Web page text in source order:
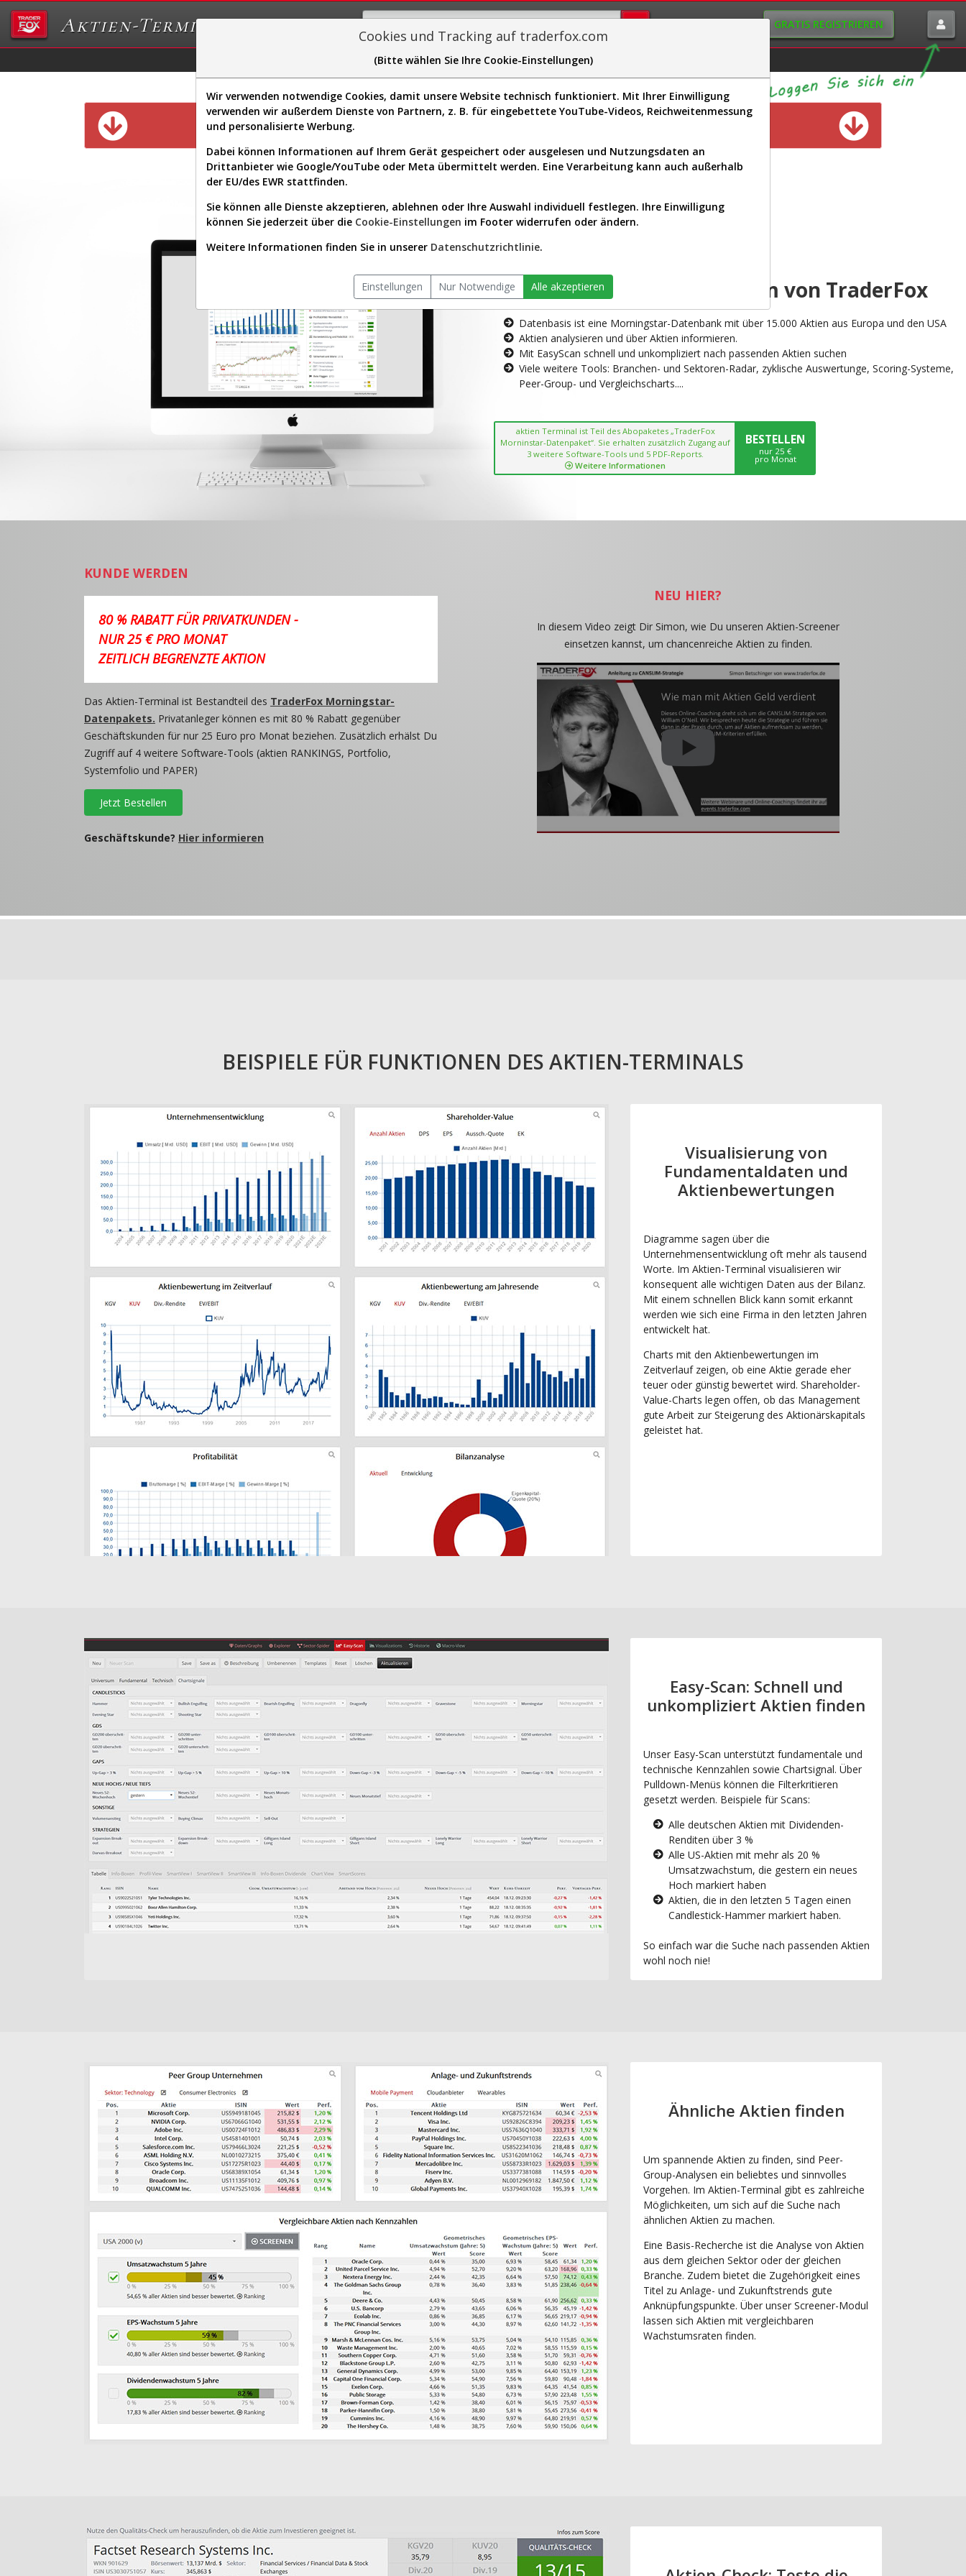
Aktien-Terminal GRATIS REGISTRIEREN
Sector-Spider Easy-Scan Visualizations
Diese Funktion ist nur für Premium-Kunden verfügbar
AKTIEN-TERMINAL
Die Aktienanalyse-Plattform von TraderFox
Datenbasis ist eine Morningstar-Datenbank mit über 15.000 Aktien aus Europa und den USA
Aktien analysieren und über Aktien informieren.
Mit EasyScan schnell und unkompliziert nach passenden Aktien suchen
Viele weitere Tools: Branchen- und Sektoren-Radar, zyklische Auswertunge, Scoring-Systeme,
Peer-Group- und Vergleichscharts....
aktien Terminal ist Teil des Abopaketes „TraderFox
Morninstar-Datenpaket“. Sie erhalten zusätzlich Zugang auf
3 weitere Software-Tools und 5 PDF-Reports.
Weitere Informationen
BESTELLEN
nur 25 €
pro Monat
KUNDE WERDEN
80 % RABATT FÜR PRIVATKUNDEN -
NUR 25 € PRO MONAT
ZEITLICH BEGRENZTE AKTION
Das Aktien-Terminal ist Bestandteil des TraderFox Morningstar-
Datenpakets. Privatanleger können es mit 80 % Rabatt gegenüber
Geschäftskunden für nur 25 Euro pro Monat beziehen. Zusätzlich erhälst Du
Zugriff auf 4 weitere Software-Tools (aktien RANKINGS, Portfolio,
Systemfolio und PAPER)
Jetzt Bestellen
Geschäftskunde? Hier informieren
NEU HIER?
In diesem Video zeigt Dir Simon, wie Du unseren Aktien-Screener
einsetzen kannst, um chancenreiche Aktien zu finden.
BEISPIELE FÜR FUNKTIONEN DES AKTIEN-TERMINALS
Visualisierung von
Fundamentaldaten und
Aktienbewertungen
Diagramme sagen über die
Unternehmensentwicklung oft mehr als tausend
Worte. Im Aktien-Terminal visualisieren wir
konsequent alle wichtigen Daten aus der Bilanz.
Mit einem schnellen Blick kann somit erkannt
werden wie sich eine Firma in den letzten Jahren
entwickelt hat.
Charts mit den Aktienbewertungen im
Zeitverlauf zeigen, ob eine Aktie gerade eher
teuer oder günstig bewertet wird. Shareholder-
Value-Charts legen offen, ob das Management
gute Arbeit zur Steigerung des Aktionärskapitals
geleistet hat.
Easy-Scan: Schnell und
unkompliziert Aktien finden
Unser Easy-Scan unterstützt fundamentale und
technische Kennzahlen sowie Chartsignal. Über
Pulldown-Menüs können die Filterkritieren
gesetzt werden. Beispiele für Scans:
Alle deutschen Aktien mit Dividenden-
Renditen über 3 %
Alle US-Aktien mit mehr als 20 %
Umsatzwachstum, die gestern ein neues
Hoch markiert haben
Aktien, die in den letzten 5 Tagen einen
Candlestick-Hammer markiert haben.
So einfach war die Suche nach passenden Aktien
wohl noch nie!
Ähnliche Aktien finden
Um spannende Aktien zu finden, sind Peer-
Group-Analysen ein beliebtes und sinnvolles
Vorgehen. Im Aktien-Terminal gibt es zahlreiche
Möglichkeiten, um sich auf die Suche nach
ähnlichen Aktien zu machen.
Eine Basis-Recherche ist die Analyse von Aktien
aus dem gleichen Sektor oder der gleichen
Branche. Zudem bietet die Zugehörigkeit eines
Titel zu Anlage- und Zukunftstrends gute
Anknüpfungspunkte. Über unser Screener-Modul
lassen sich Aktien mit vergleichbaren
Wachstumsraten finden.
Cookies und Tracking auf traderfox.com
(Bitte wählen Sie Ihre Cookie-Einstellungen)
Wir verwenden notwendige Cookies, damit unsere Website technisch funktioniert. Mit Ihrer Einwilligung
verwenden wir außerdem Dienste von Partnern, z. B. für eingebettete YouTube-Videos, Reichweitenmessung
und personalisierte Werbung.
Dabei können Informationen auf Ihrem Gerät gespeichert oder ausgelesen und Nutzungsdaten an
Drittanbieter wie Google/YouTube oder Meta übermittelt werden. Eine Verarbeitung kann auch außerhalb
der EU/des EWR stattfinden.
Sie können alle Dienste akzeptieren, ablehnen oder Ihre Auswahl individuell festlegen. Ihre Einwilligung
können Sie jederzeit über die Cookie-Einstellungen im Footer widerrufen oder ändern.
Weitere Informationen finden Sie in unserer Datenschutzrichtlinie.
Einstellungen Nur Notwendige Alle akzeptieren